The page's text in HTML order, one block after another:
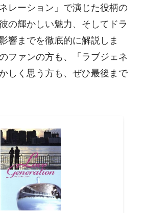
レーション」で演じた役柄の
の輝かしい魅力、そしてドラ
響までを徹底的に解説しま
ファンの方も、「ラブジェネ
しく思う方も、ぜひ最後まで